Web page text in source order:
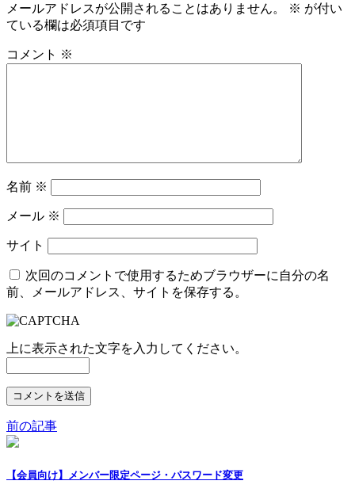
メールアドレスが公開されることはありません。 ※ が付い
ている欄は必須項目です
コメント ※
名前 ※
メール ※
サイト
次回のコメントで使用するためブラウザーに自分の名
前、メールアドレス、サイトを保存する。
上に表示された文字を入力してください。
前の記事
【会員向け】メンバー限定ページ・パスワード変更